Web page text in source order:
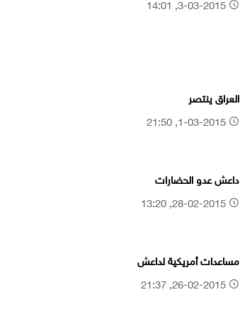
العراق ينتصر
داعش عدو الحضارات
مساعدات أمريكية لداعش